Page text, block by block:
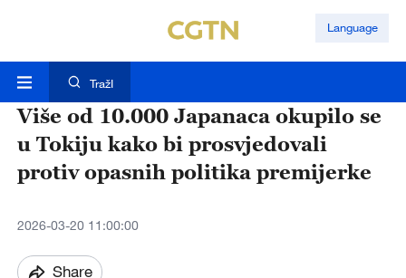
Language
TražI
Više od 10.000 Japanaca okupilo se
u Tokiju kako bi prosvjedovali
protiv opasnih politika premijerke
2026-03-20 11:00:00
Share